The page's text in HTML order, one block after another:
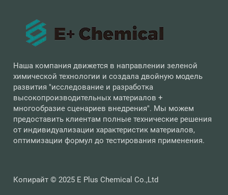
Наша компания движется в направлении зеленой
химической технологии и создала двойную модель
развития "исследование и разработка
высокопроизводительных материалов +
многообразие сценариев внедрения". Мы можем
предоставить клиентам полные технические решения
от индивидуализации характеристик материалов,
оптимизации формул до тестирования применения.
Копирайт © 2025 E Plus Chemical Co.,Ltd